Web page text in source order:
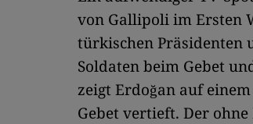
von Gallipoli im Ersten
türkischen Präsidenten
Soldaten beim Gebet
zeigt Erdoğan auf
Gebet vertieft. Der